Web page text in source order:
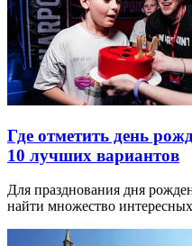
Где отметить день
10 лучших вариантов
Для празднования дня
найти множество